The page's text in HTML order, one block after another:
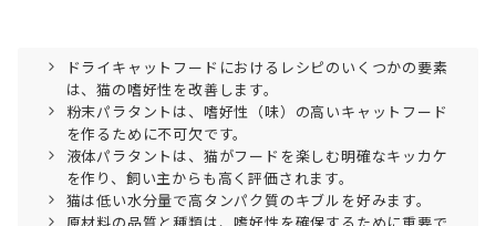
ドライキャットフードにおけるレシピのいくつかの要素
は、猫の嗜好性を改善します。
粉末パラタントは、嗜好性（味）の高いキャットフード
を作るために不可欠です。
液体パラタントは、猫がフードを楽しむ明確なキッカケ
を作り、飼い主からも高く評価されます。
猫は低い水分量で高タンパク質のキブルを好みます。